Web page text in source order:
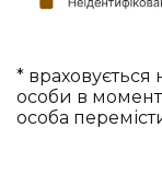
*
особи в момент
особа